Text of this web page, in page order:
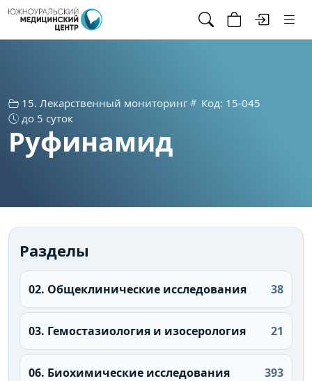
15. Лекарственный мониторинг
Код: 15-045
до 5 суток
Руфинамид
Разделы
02. Общеклинические исследования 38
03. Гемостазиология и изосерология 21
06. Биохимические исследования 393